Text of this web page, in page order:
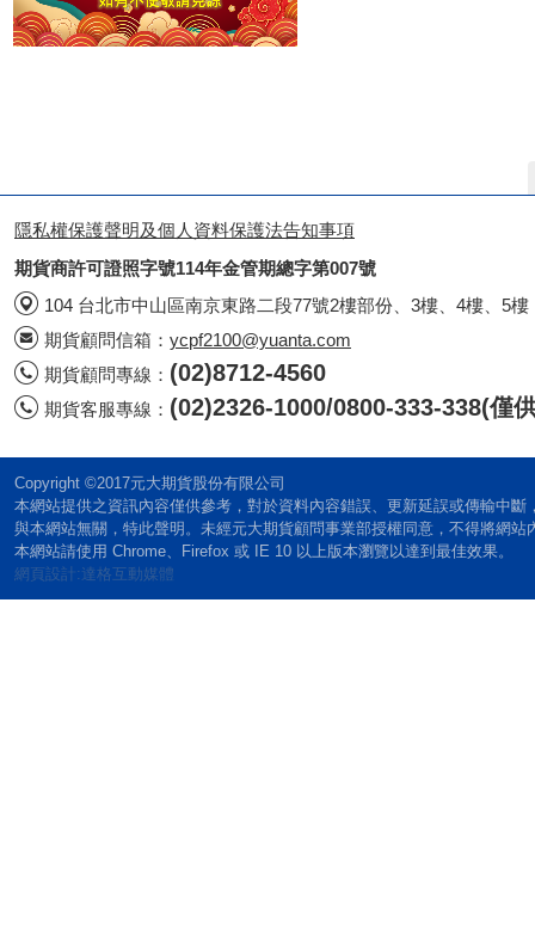
隱私權保護聲明及個人資料保護法告知事項
期貨商許可證照字號114年金管期總字第007號
104 台北市中山區南京東路二段77號2樓部份、3樓、4樓、5樓
期貨顧問信箱： ycpf2100@yuanta.com
期貨顧問專線： (02)8712-4560
期貨客服專線： (02)2326-1000/0800-333-338(僅
Copyright ©2017元大期貨股份有限公司
本網站提供之資訊內容僅供參考，對於資料內容錯誤、更新延誤或傳輸中
與本網站無關，特此聲明。未經元大期貨顧問事業部授權同意，不得將網站
本網站請使用 Chrome、Firefox 或 IE 10 以上版本瀏覽以達到最佳效果。
網頁設計:達格互動媒體